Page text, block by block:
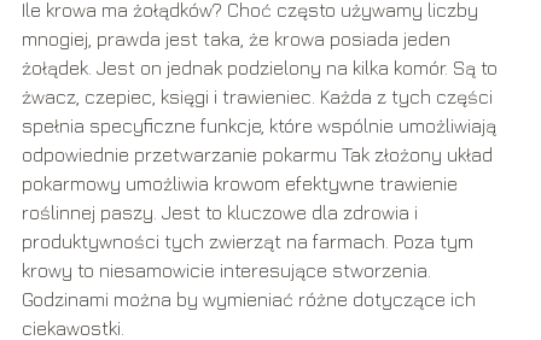
Ile krowa ma żołądków? Choć często używamy liczby
mnogiej, prawda jest taka, że krowa posiada jeden
żołądek. Jest on jednak podzielony na kilka komór. Są to
żwacz, czepiec, księgi i trawieniec. Każda z tych części
spełnia specyficzne funkcje, które wspólnie umożliwiają
odpowiednie przetwarzanie pokarmu Tak złożony układ
pokarmowy umożliwia krowom efektywne trawienie
roślinnej paszy. Jest to kluczowe dla zdrowia i
produktywności tych zwierząt na farmach. Poza tym
krowy to niesamowicie interesujące stworzenia.
Godzinami można by wymieniać różne dotyczące ich
ciekawostki.